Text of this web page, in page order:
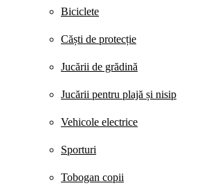
Biciclete
Căști de protecție
Jucării de grădină
Jucării pentru plajă și nisip
Vehicole electrice
Sporturi
Tobogan copii